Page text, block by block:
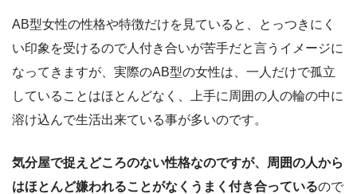
AB型女性の性格や特徴だけを見ていると、とっつきにく
い印象を受けるので人付き合いが苦手だと言うイメージに
なってきますが、実際のAB型の女性は、一人だけで孤立
していることはほとんどなく、上手に周囲の人の輪の中に
溶け込んで生活出来ている事が多いのです。
気分屋で捉えどころのない性格なのですが、周囲の人から
はほとんど嫌われることがなくうまく付き合っているので